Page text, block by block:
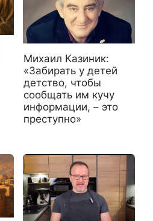
Михаил Казиник:
«Забирать у детей
детство, чтобы
сообщать им кучу
информации, – это
преступно»